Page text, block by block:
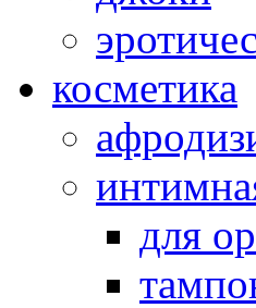
косметика
для